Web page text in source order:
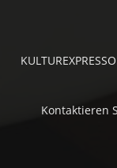
Kontaktieren